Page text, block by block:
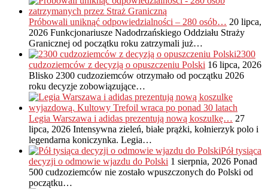
Próbowali uniknąć odpowiedzialności – 280 osób… 20 lipca,
2026 Funkcjonariusze Nadodrzańskiego Oddziału Straży
Granicznej od początku roku zatrzymali już…
2300
cudzoziemców z decyzją o opuszczeniu Polski 16 lipca, 2026
Blisko 2300 cudzoziemców otrzymało od początku 2026
roku decyzje zobowiązujące…
Legia Warszawa i adidas prezentują nową koszulkę… 27
lipca, 2026 Intensywna zieleń, białe prążki, kołnierzyk polo i
legendarna koniczynka. Legia…
Pół tysiąca
decyzji o odmowie wjazdu do Polski 1 sierpnia, 2026 Ponad
500 cudzoziemców nie zostało wpuszczonych do Polski od
początku…